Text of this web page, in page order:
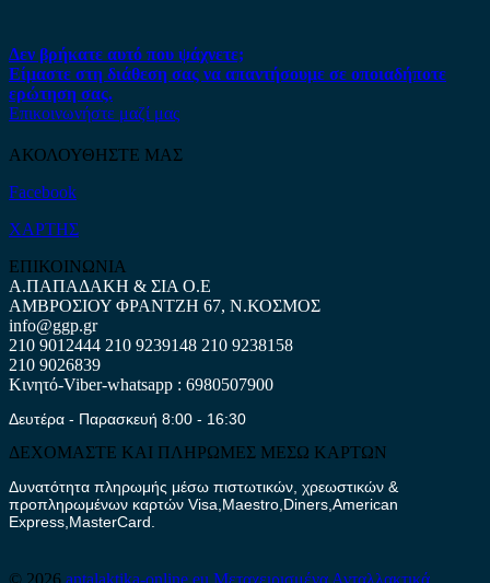
Δεν βρήκατε αυτό που ψάχνετε;
Είμαστε στη διάθεση σας να απαντήσουμε σε οποιαδήποτε
ερώτηση σας.
Επικοινωνήστε μαζί μας
ΑΚΟΛΟΥΘΗΣΤΕ ΜΑΣ
Facebook
ΧΑΡΤΗΣ
ΕΠΙΚΟΙΝΩΝΙΑ
Α.ΠΑΠΑΔΑΚΗ & ΣΙΑ Ο.Ε
ΑΜΒΡΟΣΙΟΥ ΦΡΑΝΤΖΗ 67, Ν.ΚΟΣΜΟΣ
info@ggp.gr
210 9012444 210 9239148 210 9238158
210 9026839
Κινητό-Viber-whatsapp : 6980507900
Δευτέρα - Παρασκευή 8:00 - 16:30
ΔΕΧΟΜΑΣΤΕ ΚΑΙ ΠΛΗΡΩΜΕΣ ΜΕΣΩ ΚΑΡΤΩΝ
Δυνατότητα πληρωμής μέσω πιστωτικών, χρεωστικών &
προπληρωμένων καρτών Visa,Maestro,Diners,American
Express,MasterCard.
© 2026 antalaktika-online.eu Μεταχειρισμένα Ανταλλακτικά